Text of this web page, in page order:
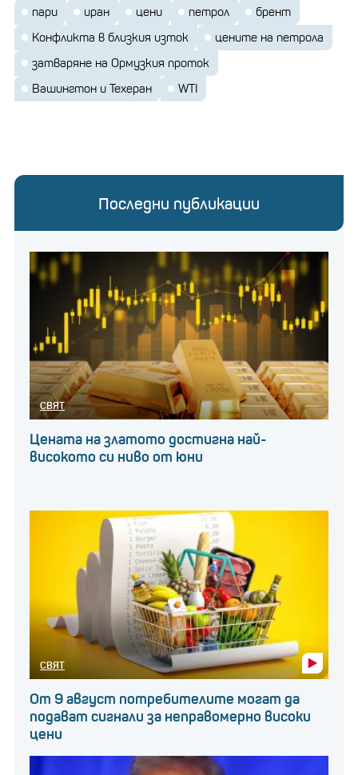
пари иран цени петрол
брент
Конфликта в близкия изток
цените на петрола
затваряне на Ормузкия проток
Вашингтон и Техеран
WTI
Последни публикации
СВЯТ
Цената на златото достигна най-
високото си ниво от юни
СВЯТ
От 9 август потребителите могат да
подават сигнали за неправомерно високи
цени